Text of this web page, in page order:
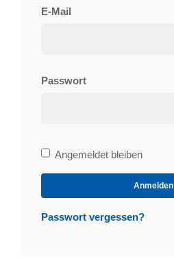
E-Mail
Passwort
Bleibe
angemeldet
Angemeldet bleiben
Anmelden
Passwort vergessen?